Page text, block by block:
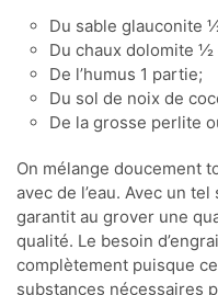
Du sable glauconite
Du chaux dolomite ½
De l’humus 1 partie;
Du sol de noix de
De la grosse perlite
On mélange doucement
avec de l’eau. Avec un
garantit au grover une
qualité. Le besoin
complètement puisque
substances nécessaires